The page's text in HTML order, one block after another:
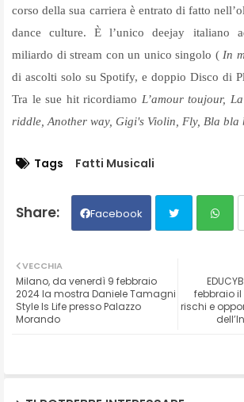
corso della sua carriera è entrato di fatto
dance culture. È l’unico deejay italiano
miliardo di stream con un unico singolo (In
di ascolti solo su Spotify, e doppio Disco di
Tra le sue hit ricordiamo L’amour toujour,
riddle, Another way, Gigi's Violin, Fly, Bla bla
Tags Fatti Musicali
Facebook
ats
ap
febbraio il
rischi e
VECCHIA
Milano, da venerdì 9 febbraio
2024 la mostra Daniele Tamagni
Style Is Life presso Palazzo
Morando